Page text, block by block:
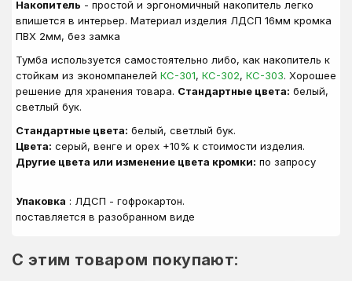
Накопитель - простой и эргономичный накопитель легко
впишется в интерьер. Материал изделия ЛДСП 16мм кромка
ПВХ 2мм, без замка
Тумба используется самостоятельно либо, как накопитель к
стойкам из экономпанелей КС-301, КС-302, КС-303. Хорошее
решение для хранения товара. Стандартные цвета: белый,
светлый бук.
Стандартные цвета: белый, светлый бук.
Цвета: серый, венге и орех +10% к стоимости изделия.
Другие цвета или изменение цвета кромки: по запросу
Упаковка : ЛДСП - гофрокартон.
поставляется в разобранном виде
C этим товаром покупают: